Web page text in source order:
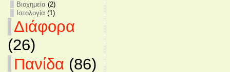
Βιοχημεία (2)
Ιστολογία (1)
Διάφορα
(26)
Πανίδα (86)